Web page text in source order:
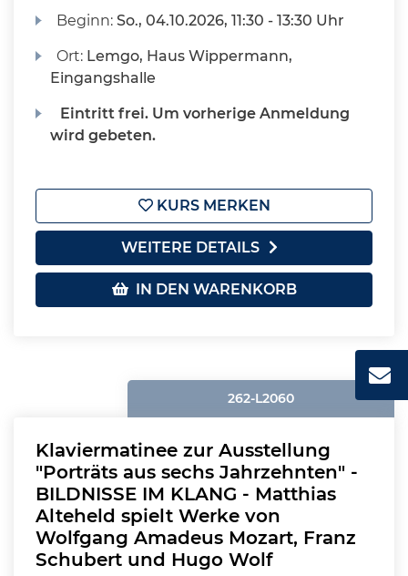
Beginn:So., 04.10.2026, 11:30 - 13:30 Uhr
Ort: Lemgo, Haus Wippermann,
Eingangshalle
Eintritt frei. Um vorherige Anmeldung
wird gebeten.
KURS MERKEN
WEITERE DETAILS
IN DEN WARENKORB
262-L2060
Klaviermatinee zur Ausstellung
"Porträts aus sechs Jahrzehnten" -
BILDNISSE IM KLANG - Matthias
Alteheld spielt Werke von
Wolfgang Amadeus Mozart, Franz
Schubert und Hugo Wolf